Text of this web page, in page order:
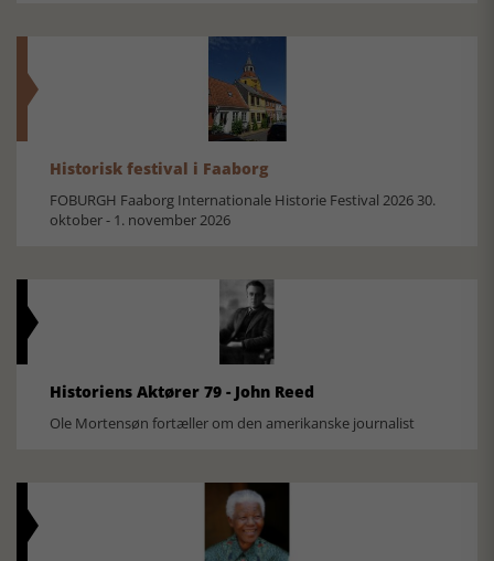
Historisk festival i Faaborg
FOBURGH Faaborg Internationale Historie Festival 2026 30.
oktober - 1. november 2026
Historiens Aktører 79 - John Reed
Ole Mortensøn fortæller om den amerikanske journalist